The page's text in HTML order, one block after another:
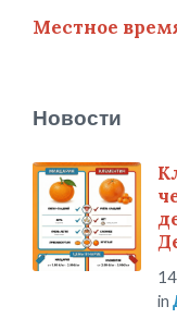
Местное
Новости
in